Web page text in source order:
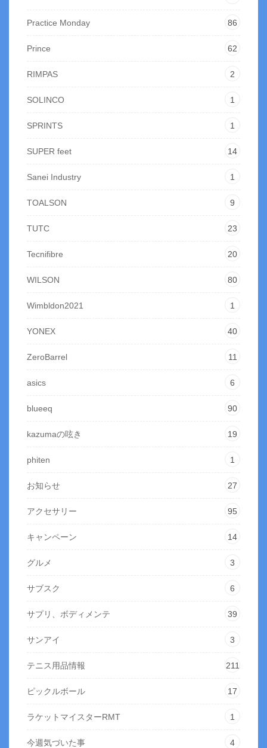
Practice Monday 86
Prince 62
RIMPAS 2
SOLINCO 1
SPRINTS 1
SUPER feet 14
Sanei Industry 1
TOALSON 9
TUTC 23
Tecnifibre 20
WILSON 80
Wimbldon2021 1
YONEX 40
ZeroBarrel 11
asics 6
blueeq 90
kazumaの呟き 19
phiten 1
お知らせ 27
アクセサリー 95
キャンペーン 14
グルメ 3
サブスク 6
サプリ、ボディメンテ 39
サンアイ 3
テニス用品情報 211
ピックルボール 17
ラケットマイスターRMT 1
今週気づいた事 4